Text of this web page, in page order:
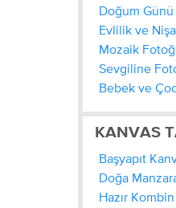
Doğum
Evlilik ve
Mozaik
Sevgiline
Bebek ve
KANVAS
Başyapıt
Doğa
Hazır